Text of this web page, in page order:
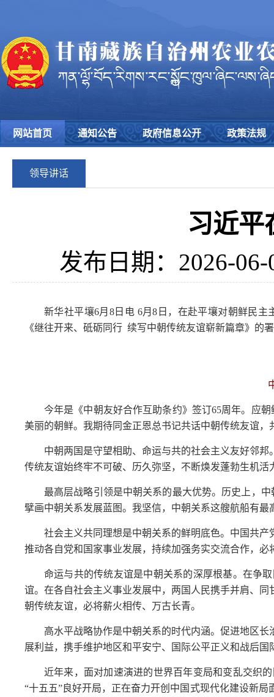
网站首页 通知公告 政府信息公开 政策法规
领导讲话
习近平
发布日期：2026-
新华社平壤6月8日电 6月8日，在赴平壤对朝鲜民
《继往开来、砥砺同行 续写中朝传统友谊崭新篇章》的
今年是《中朝友好合作互助条约》签订65周年。应
美丽的朝鲜。我期待同金正恩总书记共话中朝传统友谊，
中朝两国是守望相助、命运与共的社会主义友好邻
传统友谊始终牢不可破、历久弥坚，不断焕发蓬勃生机活
最高层战略引领是中朝关系的最大优势。历史上，
擘画中朝关系发展蓝图。我坚信，中朝关系这艘航船有
社会主义共同理想是中朝关系的鲜明底色。中国共
推动各自党和国家事业发展，持续加强务实交流合作，
命运与共的传统友谊是中朝关系的深厚根基。在争
谊。在各自社会主义事业发展中，两国人民携手并肩、
朝传统友谊，必将薪火相传、万古长青。
高水平战略协作是中朝关系的时代内涵。促进地区
展利益，携手维护地区和平安宁、国际公平正义和战后
近年来，面对加速演进的世界百年变局和变乱交织
“十五五”良好开局，正在奋力开创中国式现代化建设新